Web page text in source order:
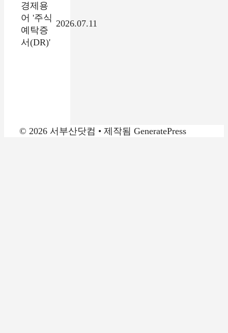
경제용
어 '주식
예탁증
서(DR)'
2026.07.11
© 2026 서부산닷컴 • 제작됨 GeneratePress